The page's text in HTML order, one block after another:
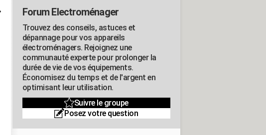
Forum Electroménager
Trouvez des conseils, astuces et
dépannage pour vos appareils
électroménagers. Rejoignez une
communauté experte pour prolonger la
durée de vie de vos équipements.
Économisez du temps et de l'argent en
optimisant leur utilisation.
Suivre le groupe
Posez votre question